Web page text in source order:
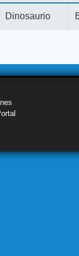
Dinosaurio